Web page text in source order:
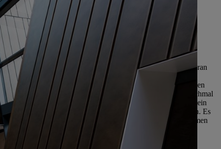
und Innovationskraft
auf und gibt dadurch
die STIHL Markenwelt denn nach innen?
wir im Schnitt eine sehr lange Betriebszugehörigkeit. Daran
und Kollegen mit der Marke und dem Unternehmen
fühlen. Aber jede und jeder von uns hat ganz eigene Aufgaben
Teilbereich. Da kann das große Ganze, das Warum, manchmal
der Markenwelt wird genau das sichtbar und erlebbar. Es ist ein
Kindern, Eltern, Geschwistern oder Freunden zeigen können. Es
verbunden ist. Jeder und jede Einzelne im Unternehmen
zur Erfolgsgeschichte der Marke.